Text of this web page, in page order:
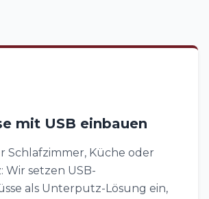
mit USB einbauen
Schlafzimmer, Küche oder
Wir setzen USB-
als Unterputz-Lösung ein,